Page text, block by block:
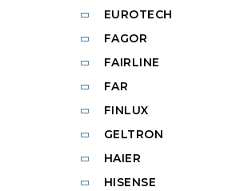
EUROTECH
FAGOR
FAIRLINE
FAR
FINLUX
GELTRON
HAIER
HISENSE